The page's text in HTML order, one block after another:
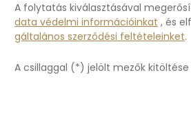
A folytatás kiválasztásával
data védelmi információinkat , és
gáltalános szerződési feltételeinket.
A csillaggal (*) jelölt mezők kitöltése